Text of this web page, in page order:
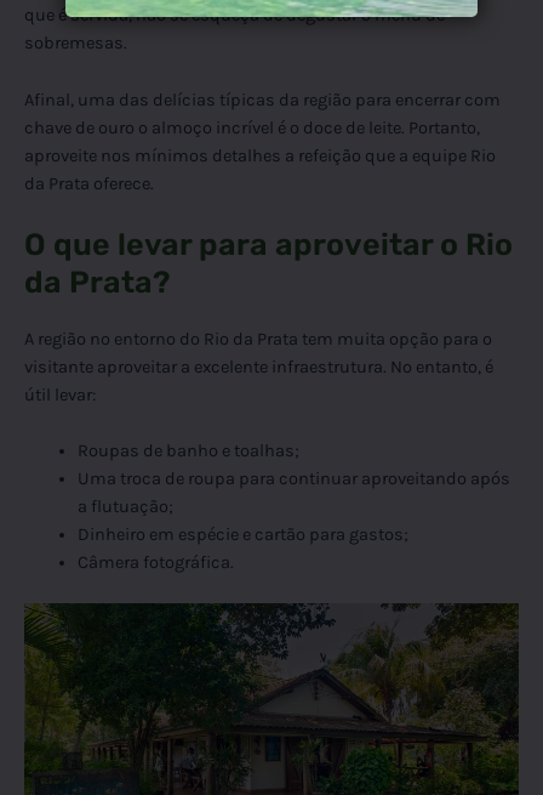
que é servida, não se esqueça de degustar o menu de
sobremesas.
Afinal, uma das delícias típicas da região para encerrar com
chave de ouro o almoço incrível é o doce de leite. Portanto,
aproveite nos mínimos detalhes a refeição que a equipe Rio
da Prata oferece.
O que levar para aproveitar o Rio
da Prata?
A região no entorno do Rio da Prata tem muita opção para o
visitante aproveitar a excelente infraestrutura. No entanto, é
útil levar:
Roupas de banho e toalhas;
Uma troca de roupa para continuar aproveitando após
a flutuação;
Dinheiro em espécie e cartão para gastos;
Câmera fotográfica.